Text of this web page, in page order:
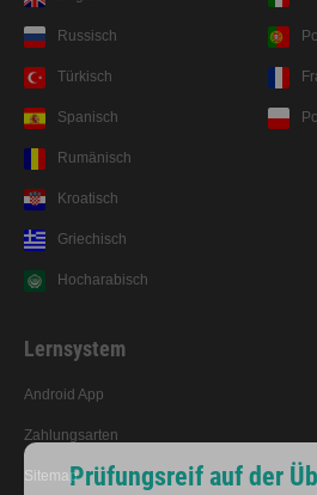
Prüfungsreif auf der
Lern-App mit unseren
Russisch
Türkisch
Spanisch
Rumänisch
Kroatisch
Griechisch
Hocharabisch
Lernsystem
Android App
Zahlungsarten
Sitemap